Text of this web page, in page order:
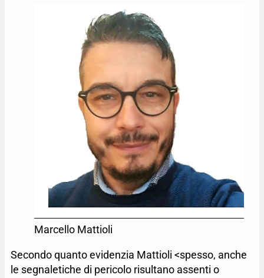
Marcello Mattioli
Secondo quanto evidenzia Mattioli <spesso, anche
le segnaletiche di pericolo risultano assenti o